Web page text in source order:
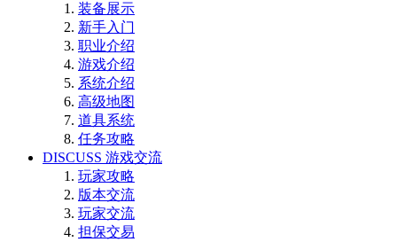
装备展示
新手入门
职业介绍
游戏介绍
系统介绍
高级地图
道具系统
任务攻略
DISCUSS 游戏交流
玩家攻略
版本交流
玩家交流
担保交易